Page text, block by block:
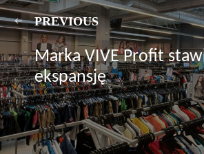
PREVIOUS
Marka VIVE Profit
ekspansję